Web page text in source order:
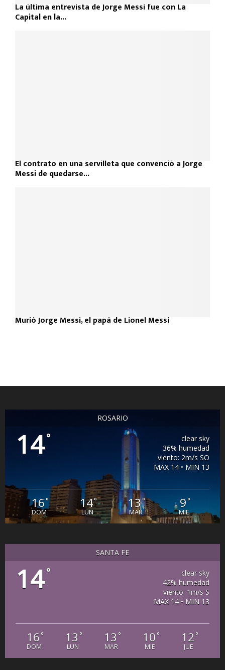
La última entrevista de Jorge Messi fue con La
Capital en la...
El contrato en una servilleta que convenció a Jorge
Messi de quedarse...
Murió Jorge Messi, el papá de Lionel Messi
ROSARIO
14°
clear sky
36% humedad
viento: 2m/s SO
MAX 14 • MIN 13
16°
DOM
14°
LUN
13°
MAR
9°
MIE
SANTA FE
14°
clear sky
42% humedad
viento: 1m/s S
MAX 14 • MIN 13
16 °
DOM
13 °
LUN
13 °
MAR
10 °
MIE
12 °
JUE